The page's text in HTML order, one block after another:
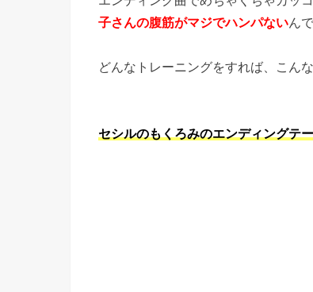
子さんの腹筋がマジでハンパないん
どんなトレーニングをすれば、こん
セシルのもくろみのエンディングテ